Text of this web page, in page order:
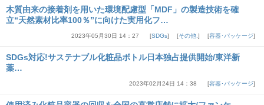
木質由来の接着剤を用いた環境配慮型「MDF」の製造技術を確
立“天然素材比率100％”に向けた実用化フ…
2023年05月30日 14：27 SDGs その他. 容器･パッケージ
SDGs対応!サステナブル化粧品ボトル日本独占提供開始/東洋新
薬…
2023年02月24日 14：38 容器･パッケージ